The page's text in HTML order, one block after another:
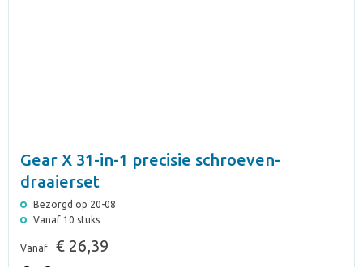
Gear X 31-in-1 precisie schroeven-
draaierset
Bezorgd op 20-08
Vanaf 10 stuks
Vanaf € 26,39